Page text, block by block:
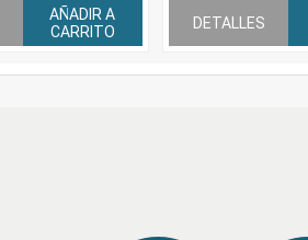
AÑADIR A
CARRITO
DETALLES